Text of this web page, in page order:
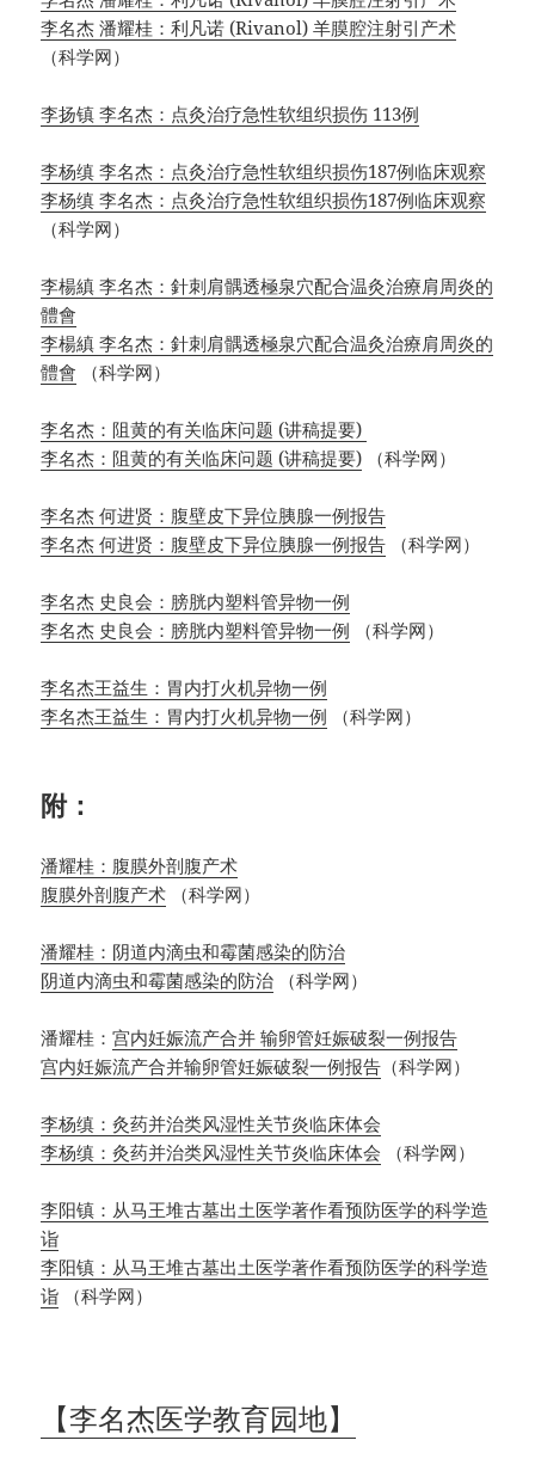
李名杰 潘耀桂：利凡诺 (Rivanol) 羊膜腔注射引产术
（科学网）
李扬镇 李名杰：点灸治疗急性软组织损伤 113例
李杨缜 李名杰：点灸治疗急性软组织损伤187例临床观察
李杨缜 李名杰：点灸治疗急性软组织损伤187例临床观察
（科学网）
李楊縝 李名杰：針刺肩髃透極泉穴配合温灸治療肩周炎的
體會
李楊縝 李名杰：針刺肩髃透極泉穴配合温灸治療肩周炎的
體會 （科学网）
李名杰：阻黄的有关临床问题 (讲稿提要)
李名杰：阻黄的有关临床问题 (讲稿提要) （科学网）
李名杰 何进贤：腹壁皮下异位胰腺一例报告
李名杰 何进贤：腹壁皮下异位胰腺一例报告 （科学网）
李名杰 史良会：膀胱内塑料管异物一例
李名杰 史良会：膀胱内塑料管异物一例 （科学网）
李名杰王益生：胃内打火机异物一例
李名杰王益生：胃内打火机异物一例 （科学网）
附：
潘耀桂：腹膜外剖腹产术
腹膜外剖腹产术 （科学网）
潘耀桂：阴道内滴虫和霉菌感染的防治
阴道内滴虫和霉菌感染的防治 （科学网）
潘耀桂：宫内妊娠流产合并 输卵管妊娠破裂一例报告
宫内妊娠流产合并输卵管妊娠破裂一例报告 （科学网）
李杨缜：灸药并治类风湿性关节炎临床体会
李杨缜：灸药并治类风湿性关节炎临床体会 （科学网）
李阳镇：从马王堆古墓出土医学著作看预防医学的科学造
诣
李阳镇：从马王堆古墓出土医学著作看预防医学的科学造
诣 （科学网）
【李名杰医学教育园地】